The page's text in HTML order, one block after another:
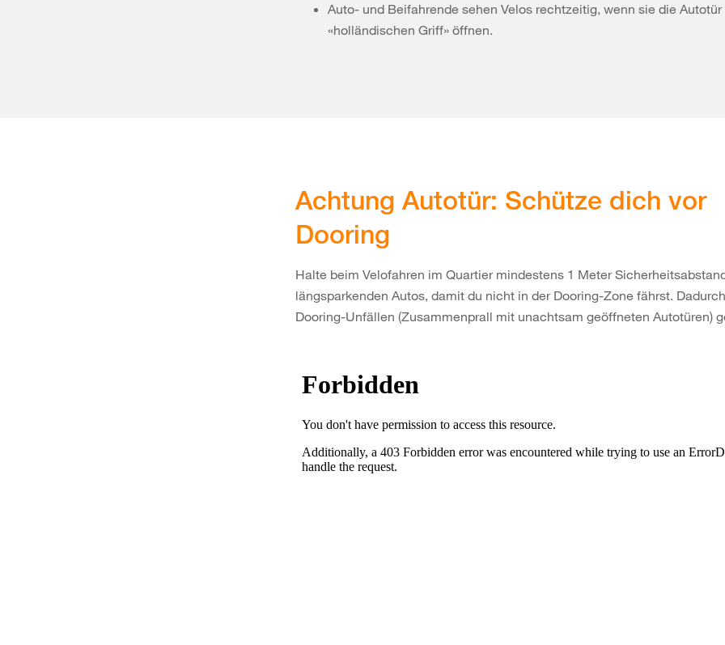
Auto- und Beifahrende sehen Velos rechtzeitig, wenn sie die
«holländischen Griff» öffnen.
Achtung Autotür: Schütze dich vor
Dooring
Halte beim Velofahren im Quartier mindestens 1 Meter
längsparkenden Autos, damit du nicht in der Dooring-Zone fährst.
Dooring-Unfällen (Zusammenprall mit unachtsam geöffneten Autotüren)